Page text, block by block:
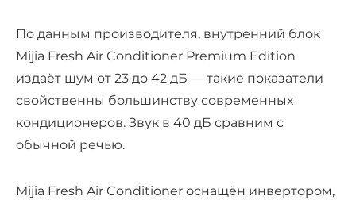
По данным производителя, внутренний блок
Mijia Fresh Air Conditioner Premium Edition
издаёт шум от 23 до 42 дБ — такие показатели
свойственны большинству современных
кондиционеров. Звук в 40 дБ сравним с
обычной речью.
Mijia Fresh Air Conditioner оснащён инвертором,